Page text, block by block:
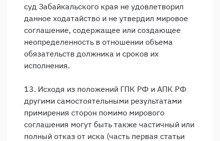
суд Забайкальского края не удовлетворил
данное ходатайство и не утвердил мировое
соглашение, содержащее или создающее
неопределенность в отношении объема
обязательств должника и сроков их
исполнения.
13. Исходя из положений ГПК РФ и АПК РФ
другими самостоятельными результатами
примирения сторон помимо мирового
соглашения могут быть также частичный или
полный отказ от иска (часть первая статьи